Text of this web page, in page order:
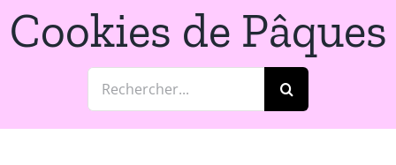
Cookies de Pâques
Rechercher: